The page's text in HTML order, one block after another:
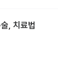
, 치료법